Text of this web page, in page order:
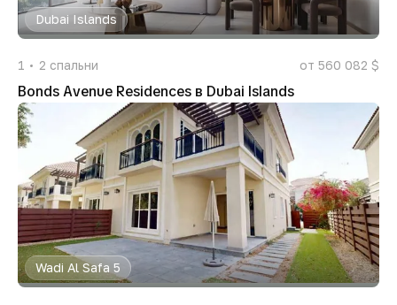
Dubai Islands
1 2 спальни от 560 082 $
Bonds Avenue Residences в Dubai Islands
Wadi Al Safa 5